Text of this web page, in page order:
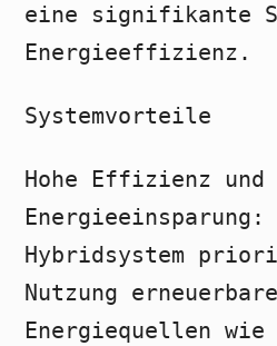
eine signifikante
Energieeffizienz.
Systemvorteile
Hohe Effizienz und
Energieeinsparung:
Hybridsystem
Nutzung
Energiequellen wie